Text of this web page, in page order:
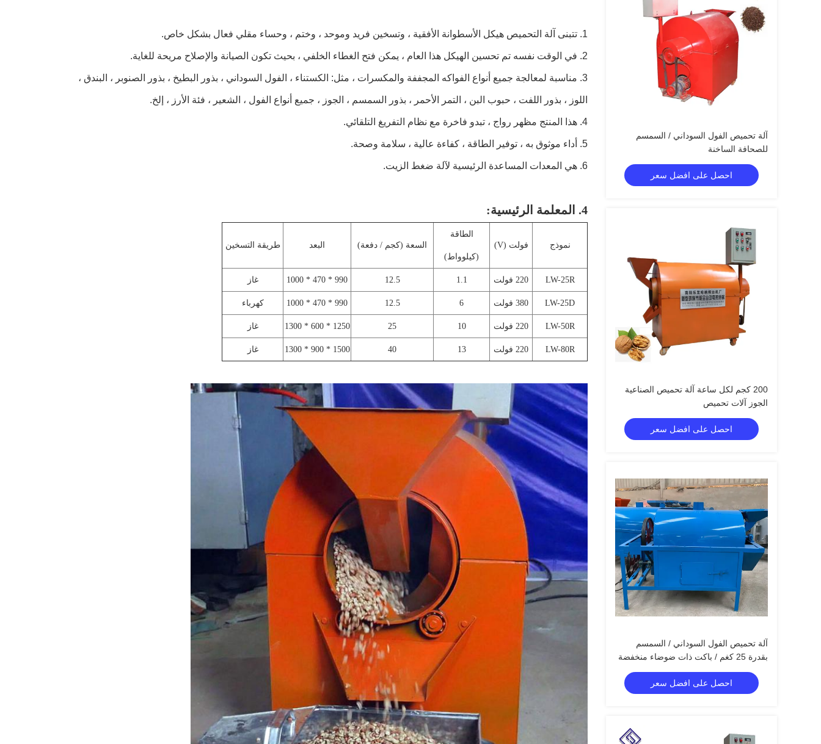
آلة تحميص الفول السوداني / السمسم
للصحافة الساخنة
احصل على افضل سعر
200 كجم لكل ساعة آلة تحميص الصناعية
الجوز آلات تحميص
احصل على افضل سعر
آلة تحميص الفول السوداني / السمسم
بقدرة 25 كغم / باكت ذات ضوضاء منخفضة
عالية الكفاءة
احصل على افضل سعر
1. تتبنى آلة التحميص هيكل الأسطوانة الأفقية ، وتسخين فريد وموحد ، وختم ، وحساء مقلي فعال بشكل خاص.
2. في الوقت نفسه تم تحسين الهيكل هذا العام ، يمكن فتح الغطاء الخلفي ، بحيث تكون الصيانة والإصلاح مريحة للغاية.
3. مناسبة لمعالجة جميع أنواع الفواكه المجففة والمكسرات ، مثل: الكستناء ، الفول السوداني ، بذور البطيخ ، بذور الصنوبر ، البندق ،
اللوز ، بذور اللفت ، حبوب البن ، التمر الأحمر ، بذور السمسم ، الجوز ، جميع أنواع الفول ، الشعير ، فئة الأرز ، إلخ.
4. هذا المنتج مظهر رواج ، تبدو فاخرة مع نظام التفريغ التلقائي.
5. أداء موثوق به ، توفير الطاقة ، كفاءة عالية ، سلامة وصحة.
6. هي المعدات المساعدة الرئيسية لآلة ضغط الزيت.
4. المعلمة الرئيسية:
نموذج فولت (V)
الطاقة
(كيلوواط)
السعة (كجم / دفعة) البعد طريقة التسخين
LW-25R 220 فولت 1.1
12.5
990 * 470 * 1000 غاز
LW-25D 380 فولت 6
12.5
990 * 470 * 1000 كهرباء
LW-50R 220 فولت 10
25
1250 * 600 * 1300 غاز
LW-80R 220 فولت 13
40
1500 * 900 * 1300 غاز